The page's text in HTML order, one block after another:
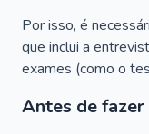
Por isso, é
que inclui a
exames (como o
Antes de